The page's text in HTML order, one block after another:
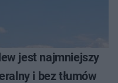
jest najmniejszy
i bez tłumów